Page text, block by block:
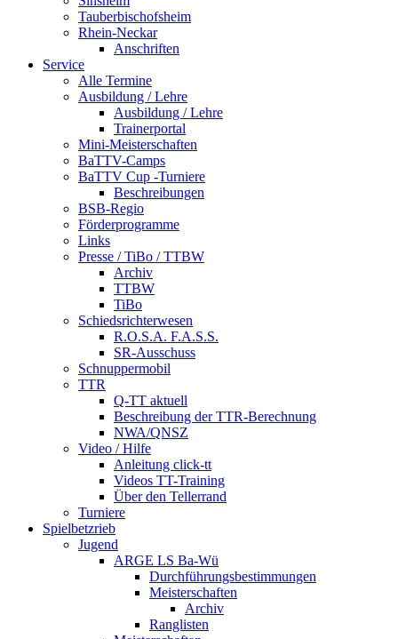
Tauberbischofsheim
Rhein-Neckar
Anschriften
Service
Alle Termine
Ausbildung / Lehre
Ausbildung / Lehre
Trainerportal
Mini-Meisterschaften
BaTTV-Camps
BaTTV Cup -Turniere
Beschreibungen
BSB-Regio
Förderprogramme
Links
Presse / TiBo / TTBW
Archiv
TTBW
TiBo
Schiedsrichterwesen
R.O.S.A. F.A.S.S.
SR-Ausschuss
Schnuppermobil
TTR
Q-TT aktuell
Beschreibung der TTR-Berechnung
NWA/QNSZ
Video / Hilfe
Anleitung click-tt
Videos TT-Training
Über den Tellerrand
Turniere
Spielbetzrieb
Jugend
ARGE LS Ba-Wü
Durchführungsbestimmungen
Meisterschaften
Archiv
Ranglisten